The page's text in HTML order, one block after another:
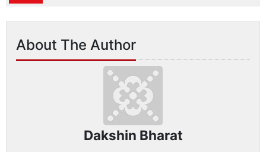
About The Author
Dakshin Bharat